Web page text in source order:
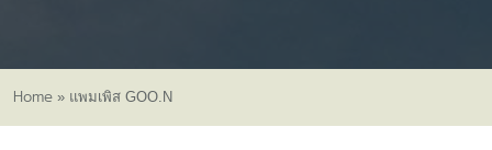
Home » แพมเพิส GOO.N